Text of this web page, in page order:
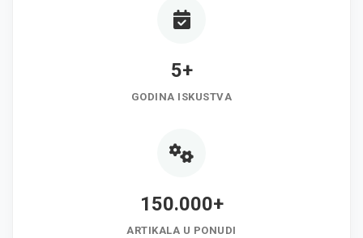
5+
GODINA ISKUSTVA
150.000+
ARTIKALA U PONUDI